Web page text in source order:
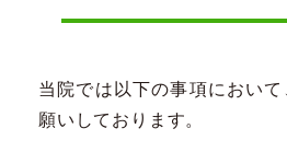
当院では以下の事項におい
願いしております。